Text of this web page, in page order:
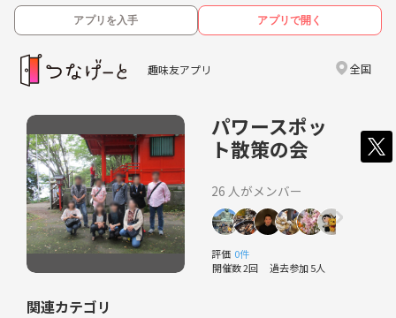
アプリを入手 アプリで開く
趣味友アプリ 全国
パワースポッ
ト散策の会
26 人がメンバー
評価 0件
開催数 2回 過去参加 5人
関連カテゴリ